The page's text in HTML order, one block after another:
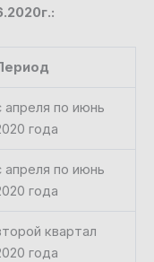
апреля по июнь
года
апреля по июнь
года
квартал
года